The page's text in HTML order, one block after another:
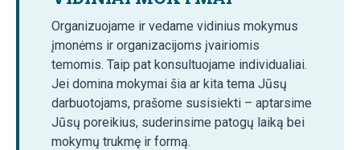
Organizuojame ir vedame vidinius mokymus
įmonėms ir organizacijoms įvairiomis
temomis. Taip pat konsultuojame individualiai.
Jei domina mokymai šia ar kita tema Jūsų
darbuotojams, prašome susisiekti – aptarsime
Jūsų poreikius, suderinsime patogų laiką bei
mokymų trukmę ir formą.